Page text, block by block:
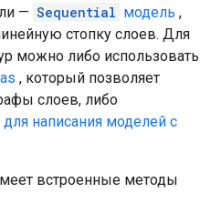
— Sequential модель ,
стопку слоев. Для
можно либо использовать
, который позволяет
слоев, либо
написания моделей с
встроенные методы